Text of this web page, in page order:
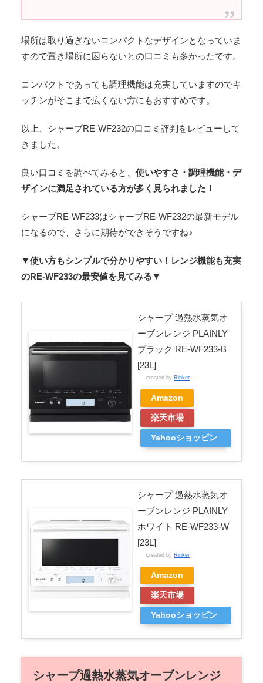
場所は取り過ぎないコンパクトなデザインとなっていま
すので置き場所に困らないとの口コミも多かったです。
コンパクトであっても調理機能は充実していますのでキ
ッチンがそこまで広くない方にもおすすめです。
以上、シャープRE-WF232の口コミ評判をレビューして
きました。
良い口コミを調べてみると、 使いやすさ・調理機能・デ
ザインに満足されている方が多く見られました！
シャープRE-WF233はシャープRE-WF232の最新モデル
になるので、さらに期待ができそうですね♪
▼使い方もシンプルで分かりやすい！レンジ機能も充実
のRE-WF233の最安値を見てみる▼
シャープ 過熱水蒸気オ
ーブンレンジ PLAINLY
ブラック RE-WF233-B
[23L]
created by Rinker
Amazon
楽天市場
Yahooショッピン
シャープ 過熱水蒸気オ
ーブンレンジ PLAINLY
ホワイト RE-WF233-W
[23L]
created by Rinker
Amazon
楽天市場
Yahooショッピン
シャープ過熱水蒸気オーブンレンジ